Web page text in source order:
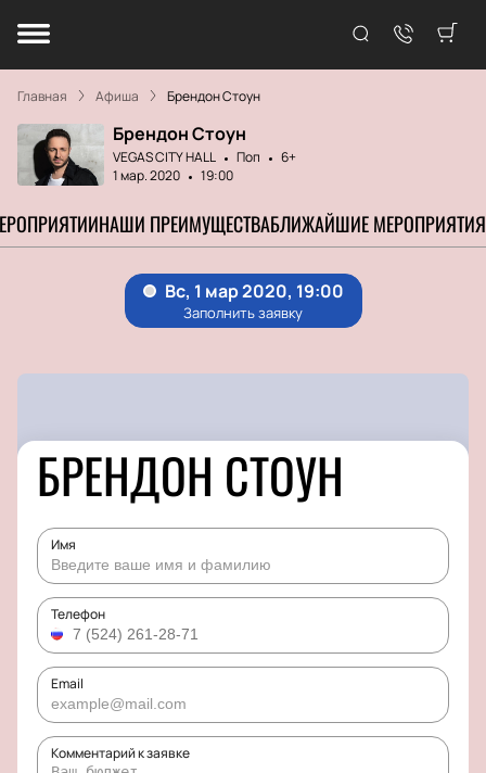
Главная Афиша Брендон Стоун
Брендон Стоун
VEGAS CITY HALL Поп
6+
1 мар. 2020
19:00
НАШИ ПРЕИМУЩЕСТВАБЛИЖАЙШИЕ МЕРОПРИЯТИЯ
БРЕНДОН СТОУН
Имя
Телефон
Email
Комментарий к заявке